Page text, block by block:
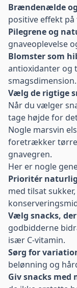
Brændenælde
positive effekt
Pilegrene og
gnaveoplevelse
Blomster som
antioxidanter og
smagsdimension.
Vælg de rigtige
Når du vælger
tage højde for
Nogle marsvin
foretrækker
gnavegren.
Her er nogle
Prioritér
med tilsat
Vælg snacks,
godbidderne
især C-vitamin.
Sørg for
belønning og
Giv snacks med